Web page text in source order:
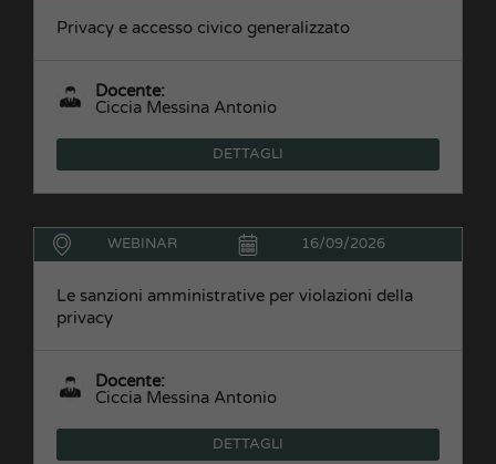
Privacy e accesso civico generalizzato
Docente:
Ciccia Messina Antonio
DETTAGLI
WEBINAR 16/09/2026
Le sanzioni amministrative per violazioni della
privacy
Docente:
Ciccia Messina Antonio
DETTAGLI